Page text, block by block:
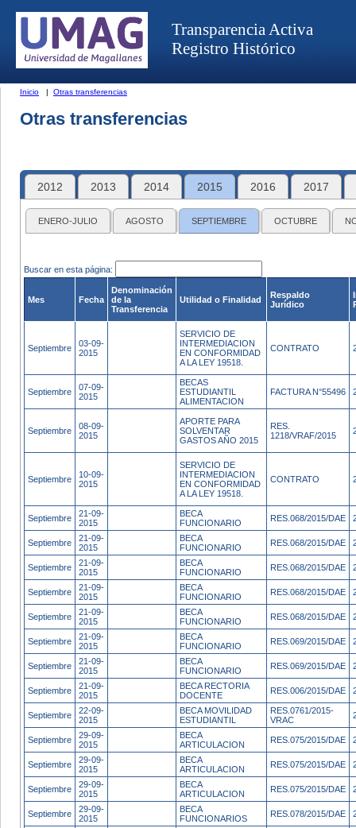
Transparencia Activa
Registro Histórico
Inicio | Otras transferencias
Otras transferencias
2012 2013 2014 2015 2016 2017
ENERO-JULIO AGOSTO SEPTIEMBRE OCTUBRE
Buscar en esta página:
Mes Fecha
Denominación
de la
Transferencia
Utilidad o Finalidad
Respaldo
Jurídico
Septiembre
03-09-
2015
SERVICIO DE
INTERMEDIACION
EN CONFORMIDAD
A LA LEY 19518.
CONTRATO
Septiembre
07-09-
2015
BECAS
ESTUDIANTIL
ALIMENTACION
FACTURA N°55496
Septiembre
08-09-
2015
APORTE PARA
SOLVENTAR
GASTOS AÑO 2015
RES.
1218/VRAF/2015
Septiembre
10-09-
2015
SERVICIO DE
INTERMEDIACION
EN CONFORMIDAD
A LA LEY 19518.
CONTRATO
Septiembre
21-09-
2015
BECA
FUNCIONARIO
RES.068/2015/DAE
Septiembre
21-09-
2015
BECA
FUNCIONARIO
RES.068/2015/DAE
Septiembre
21-09-
2015
BECA
FUNCIONARIO
RES.068/2015/DAE
Septiembre
21-09-
2015
BECA
FUNCIONARIO
RES.068/2015/DAE
Septiembre
21-09-
2015
BECA
FUNCIONARIO
RES.068/2015/DAE
Septiembre
21-09-
2015
BECA
FUNCIONARIO
RES.069/2015/DAE
Septiembre
21-09-
2015
BECA
FUNCIONARIO
RES.069/2015/DAE
Septiembre
21-09-
2015
BECA RECTORIA
DOCENTE
RES.006/2015/DAE
Septiembre
22-09-
2015
BECA MOVILIDAD
ESTUDIANTIL
RES.0761/2015-
VRAC
Septiembre
29-09-
2015
BECA
ARTICULACION
RES.075/2015/DAE
Septiembre
29-09-
2015
BECA
ARTICULACION
RES.075/2015/DAE
Septiembre
29-09-
2015
BECA
ARTICULACION
RES.075/2015/DAE
Septiembre
29-09-
2015
BECA
FUNCIONARIOS
RES.078/2015/DAE